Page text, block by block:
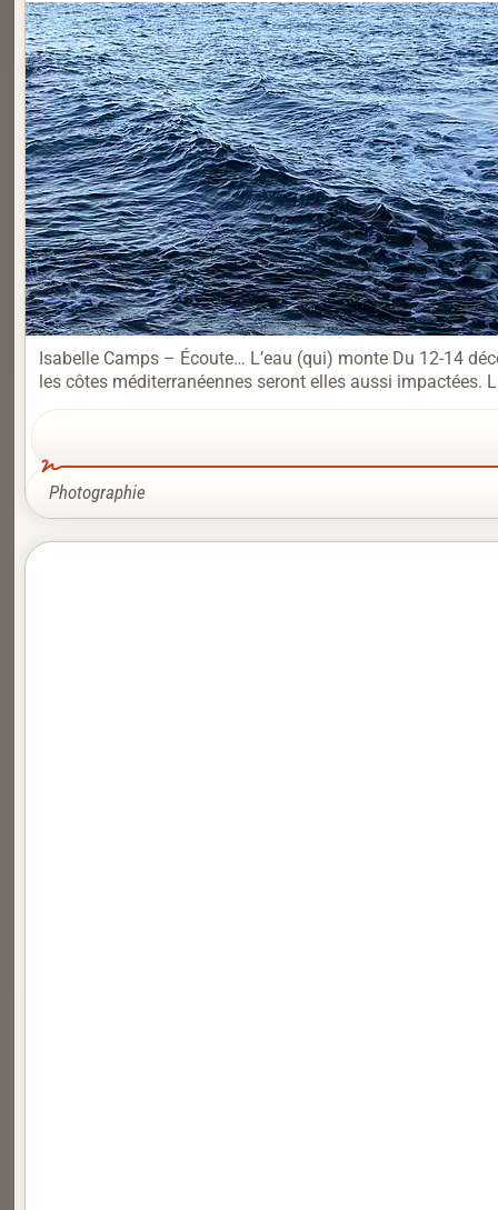
Isabelle Camps – Écoute… L’eau (qui) monte Du 12-14
les côtes méditerranéennes seront elles aussi impactées.
Photographie